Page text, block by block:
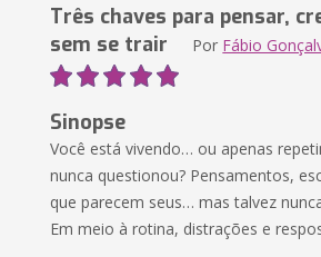
Três chaves para pensar,
sem se trair Por Fábio
Sinopse
Você está vivendo… ou apenas
nunca questionou? Pensamentos,
que parecem seus… mas talvez
Em meio à rotina, distrações e